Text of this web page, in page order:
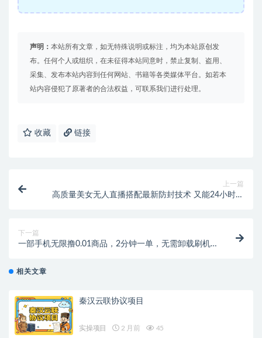
声明： 本站所有文章，如无特殊说明或标注，均为本站原创发
布。任何个人或组织，在未征得本站同意时，禁止复制、盗用、
采集、发布本站内容到任何网站、书籍等各类媒体平台。如若本
站内容侵犯了原著者的合法权益，可联系我们进行处理。
收藏 链接
上一篇
高质量美女无人直播搭配最新防封技术 又能24小时撸
下一篇
一部手机无限撸0.01商品，2分钟一单，无需卸载刷机
相关文章
秦汉云联协议项目
实操项目 2 月前 45